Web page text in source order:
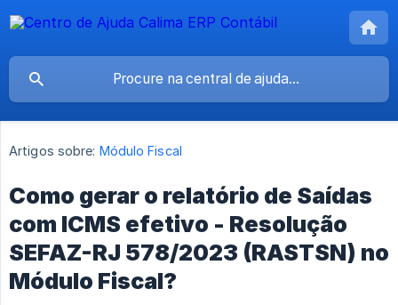
Artigos sobre: Módulo Fiscal
Como gerar o relatório de Saídas
com ICMS efetivo - Resolução
SEFAZ-RJ 578/2023 (RASTSN) no
Módulo Fiscal?